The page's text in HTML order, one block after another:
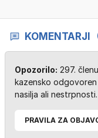
KOMENTARJI
Opozorilo: 297.
kazensko
nasilja ali nestrpnosti.
PRAVILA ZA